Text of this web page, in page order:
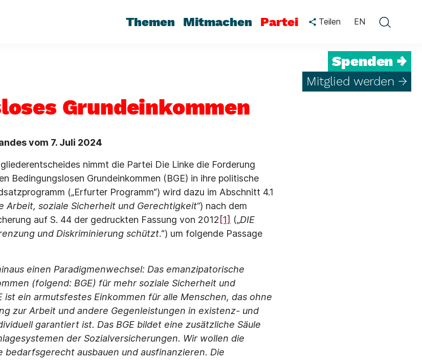
Themen Mitmachen Partei Teilen EN
Spenden →
Mitglied werden →
Grundeinkommen
vom 7. Juli 2024
nimmt die Partei Die Linke die Forderung
Bedingungslosen Grundeinkommen (BGE) in ihre politische
(„Erfurter Programm“) wird dazu im Abschnitt 4.1
Arbeit, soziale Sicherheit und Gerechtigkeit“) nach dem
auf S. 44 der gedruckten Fassung von 2012 [1] („DIE
und Diskriminierung schützt.“) um folgende Passage
einen Paradigmenwechsel: Das emanzipatorische
(folgend: BGE) für mehr soziale Sicherheit und
ist ein armutsfestes Einkommen für alle Menschen, das ohne
zur Arbeit und andere Gegenleistungen in existenz- und
garantiert ist. Das BGE bildet eine zusätzliche Säule
der Sozialversicherungen. Wir wollen die
ausbauen und ausfinanzieren. Die